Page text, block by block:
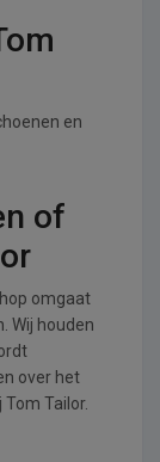
en
of
omgaat
Wij houden
over het
Tailor.